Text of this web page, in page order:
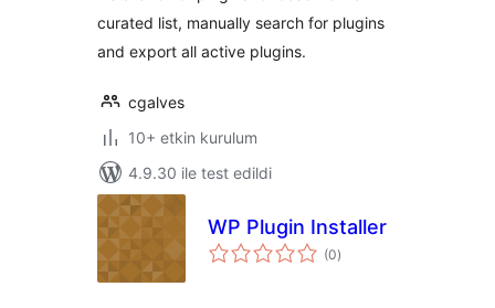
curated list, manually search for plugins
and export all active plugins.
cgalves
10+ etkin kurulum
4.9.30 ile test edildi
WP Plugin Installer
(0toplam
puan
)